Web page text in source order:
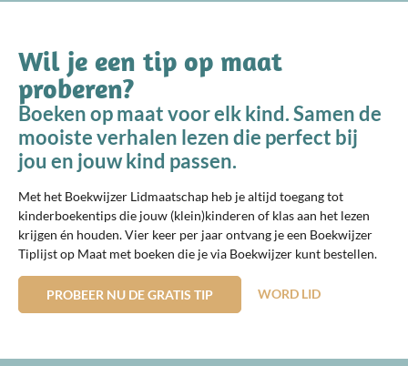
Wil je een tip op maat
proberen?
Boeken op maat voor elk kind. Samen de
mooiste verhalen lezen die perfect bij
jou en jouw kind passen.
Met het Boekwijzer Lidmaatschap heb je altijd toegang tot
kinderboekentips die jouw (klein)kinderen of klas aan het lezen
krijgen én houden. Vier keer per jaar ontvang je een Boekwijzer
Tiplijst op Maat met boeken die je via Boekwijzer kunt bestellen.
PROBEER NU DE GRATIS TIP WORD LID